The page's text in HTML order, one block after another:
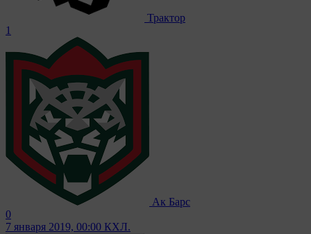
Трактор
1
Ак Барс
0
7 января 2019, 00:00 КХЛ.